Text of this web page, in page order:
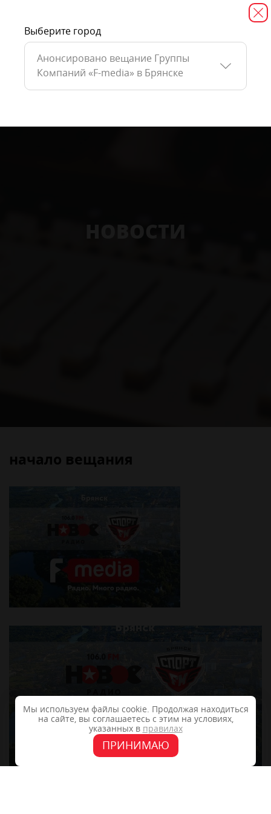
начало вещания
Мы используем файлы cookie. Продолжая находиться
на сайте, вы соглашаетесь с этим на условиях,
указанных в правилах
ПРИНИМАЮ
Выберите город
Анонсировано вещание Группы
Компаний «F-media» в Брянске